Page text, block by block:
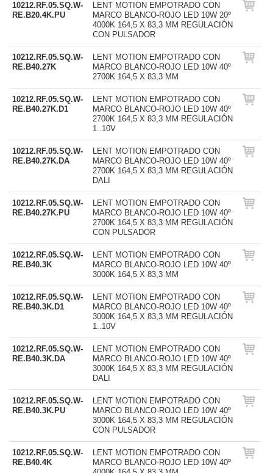
10212.RF.05.SQ.W-
RE.B20.4K.PU
LENT MOTION EMPOTRADO CON
MARCO BLANCO-ROJO LED 10W 20º
4000K 164,5 X 83,3 MM REGULACIÓN
CON PULSADOR
10212.RF.05.SQ.W-
RE.B40.27K
LENT MOTION EMPOTRADO CON
MARCO BLANCO-ROJO LED 10W 40º
2700K 164,5 X 83,3 MM
10212.RF.05.SQ.W-
RE.B40.27K.D1
LENT MOTION EMPOTRADO CON
MARCO BLANCO-ROJO LED 10W 40º
2700K 164,5 X 83,3 MM REGULACIÓN
1..10V
10212.RF.05.SQ.W-
RE.B40.27K.DA
LENT MOTION EMPOTRADO CON
MARCO BLANCO-ROJO LED 10W 40º
2700K 164,5 X 83,3 MM REGULACIÓN
DALI
10212.RF.05.SQ.W-
RE.B40.27K.PU
LENT MOTION EMPOTRADO CON
MARCO BLANCO-ROJO LED 10W 40º
2700K 164,5 X 83,3 MM REGULACIÓN
CON PULSADOR
10212.RF.05.SQ.W-
RE.B40.3K
LENT MOTION EMPOTRADO CON
MARCO BLANCO-ROJO LED 10W 40º
3000K 164,5 X 83,3 MM
10212.RF.05.SQ.W-
RE.B40.3K.D1
LENT MOTION EMPOTRADO CON
MARCO BLANCO-ROJO LED 10W 40º
3000K 164,5 X 83,3 MM REGULACIÓN
1..10V
10212.RF.05.SQ.W-
RE.B40.3K.DA
LENT MOTION EMPOTRADO CON
MARCO BLANCO-ROJO LED 10W 40º
3000K 164,5 X 83,3 MM REGULACIÓN
DALI
10212.RF.05.SQ.W-
RE.B40.3K.PU
LENT MOTION EMPOTRADO CON
MARCO BLANCO-ROJO LED 10W 40º
3000K 164,5 X 83,3 MM REGULACIÓN
CON PULSADOR
10212.RF.05.SQ.W-
RE.B40.4K
LENT MOTION EMPOTRADO CON
MARCO BLANCO-ROJO LED 10W 40º